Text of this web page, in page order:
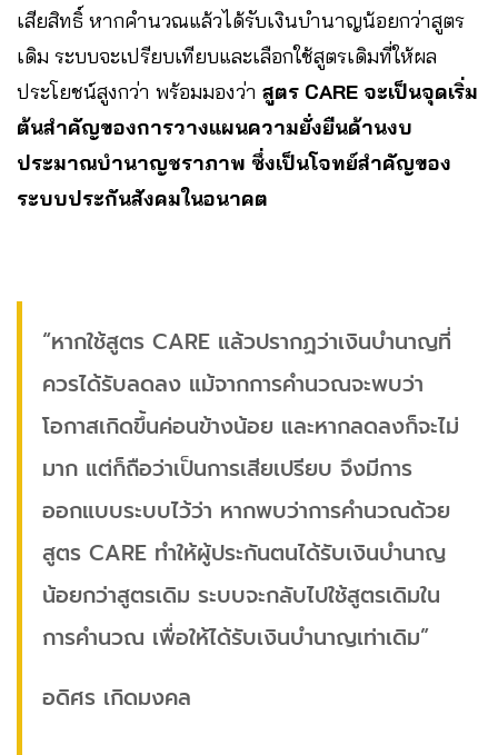
เสียสิทธิ์ หากคำนวณแล้วได้รับเงินบำนาญน้อยกว่าสูตร
เดิม ระบบจะเปรียบเทียบและเลือกใช้สูตรเดิมที่ให้ผล
ประโยชน์สูงกว่า พร้อมมองว่า สูตร CARE จะเป็นจุดเริ่ม
ต้นสำคัญของการวางแผนความยั่งยืนด้านงบ
ประมาณบำนาญชราภาพ ซึ่งเป็นโจทย์สำคัญของ
ระบบประกันสังคมในอนาคต
“หากใช้สูตร CARE แล้วปรากฏว่าเงินบำนาญที่
ควรได้รับลดลง แม้จากการคำนวณจะพบว่า
โอกาสเกิดขึ้นค่อนข้างน้อย และหากลดลงก็จะไม่
มาก แต่ก็ถือว่าเป็นการเสียเปรียบ จึงมีการ
ออกแบบระบบไว้ว่า หากพบว่าการคำนวณด้วย
สูตร CARE ทำให้ผู้ประกันตนได้รับเงินบำนาญ
น้อยกว่าสูตรเดิม ระบบจะกลับไปใช้สูตรเดิมใน
การคำนวณ เพื่อให้ได้รับเงินบำนาญเท่าเดิม”
อดิศร เกิดมงคล